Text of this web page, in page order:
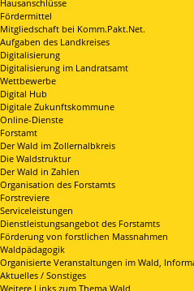
Hausanschlüsse
Fördermittel
Mitgliedschaft bei Komm.Pakt.Net.
Aufgaben des Landkreises
Digitalisierung
Digitalisierung im Landratsamt
Wettbewerbe
Digital Hub
Digitale Zukunftskommune
Online-Dienste
Forstamt
Der Wald im Zollernalbkreis
Die Waldstruktur
Der Wald in Zahlen
Organisation des Forstamts
Forstreviere
Serviceleistungen
Dienstleistungsangebot des Forstamts
Förderung von forstlichen Massnahmen
Waldpädagogik
Organisierte Veranstaltungen im Wald,
Aktuelles / Sonstiges
Weitere Links zum Thema Wald